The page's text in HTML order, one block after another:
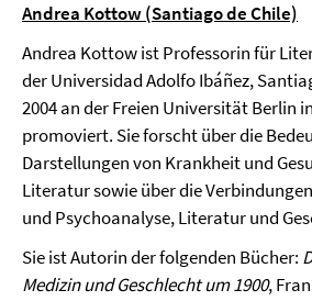
Andrea Kottow (Santiago de Chile)
Andrea Kottow ist Professorin für
der Universidad Adolfo Ibáñez,
2004 an der Freien Universität Berlin
promoviert. Sie forscht über die
Darstellungen von Krankheit und
Literatur sowie über die
und Psychoanalyse, Literatur und
Sie ist Autorin der folgenden Bücher:
Medizin und Geschlecht um 1900,